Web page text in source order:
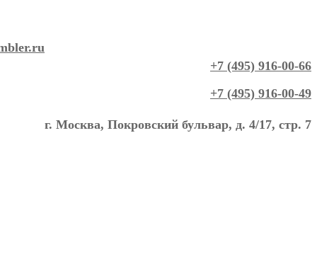
+7 (495) 916-00-66
+7 (495) 916-00-49
г. Москва, Покровский бульвар, д. 4/17, стр. 7